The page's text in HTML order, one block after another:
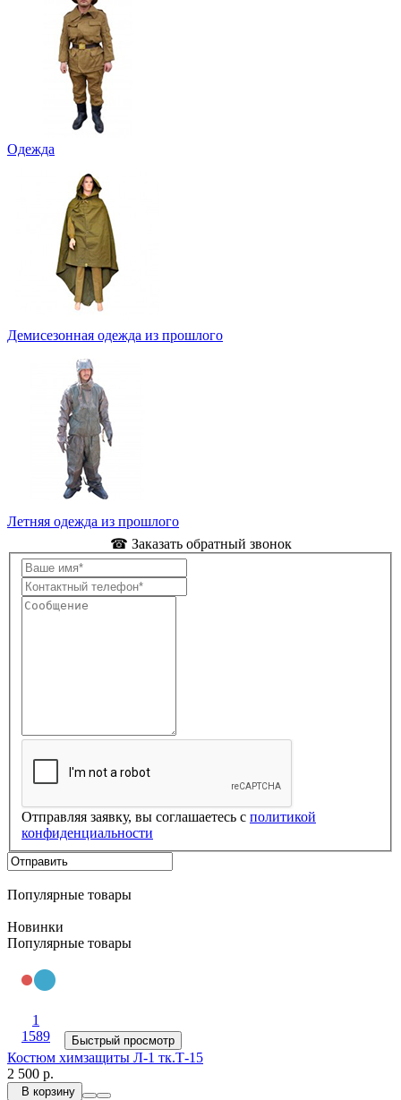
Одежда
Демисезонная одежда из прошлого
Летняя одежда из прошлого
☎ Заказать обратный звонок
Отправляя заявку, вы соглашаетесь с политикой
конфиденциальности
Популярные товары
Новинки
Популярные товары
1
1589
Быстрый просмотр
Костюм химзащиты Л-1 тк.Т-15
2 500 р.
В корзину